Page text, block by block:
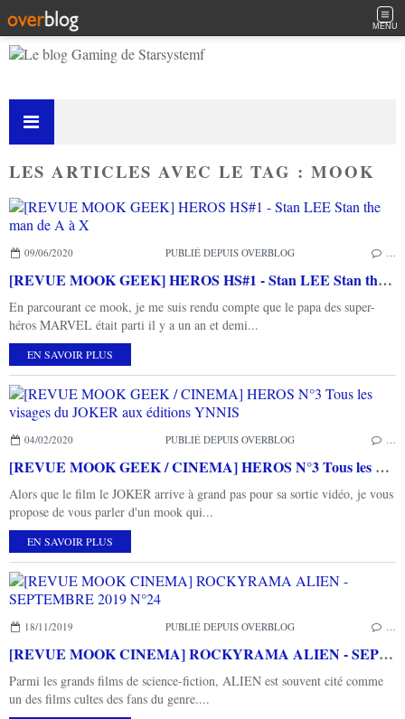
MENU
LES ARTICLES AVEC LE TAG : MOOK
09/06/2020 PUBLIÉ DEPUIS OVERBLOG
[REVUE MOOK GEEK] HEROS HS#1 - Stan LEE Stan the man de A à X
En parcourant ce mook, je me suis rendu compte que le papa des super-
héros MARVEL était parti il y a un an et demi...
EN SAVOIR PLUS
04/02/2020 PUBLIÉ DEPUIS OVERBLOG
[REVUE MOOK GEEK / CINEMA] HEROS N°3 Tous les visages du JOKER aux éditions YNNIS
Alors que le film le JOKER arrive à grand pas pour sa sortie vidéo, je vous
propose de vous parler d'un mook qui...
EN SAVOIR PLUS
18/11/2019 PUBLIÉ DEPUIS OVERBLOG
[REVUE MOOK CINEMA] ROCKYRAMA ALIEN - SEPTEMBRE 2019 N°24
Parmi les grands films de science-fiction, ALIEN est souvent cité comme
un des films cultes des fans du genre....